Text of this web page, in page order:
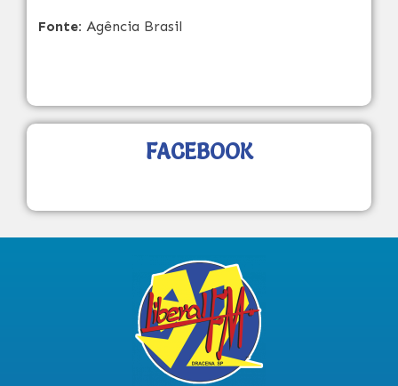
Fonte: Agência Brasil
FACEBOOK